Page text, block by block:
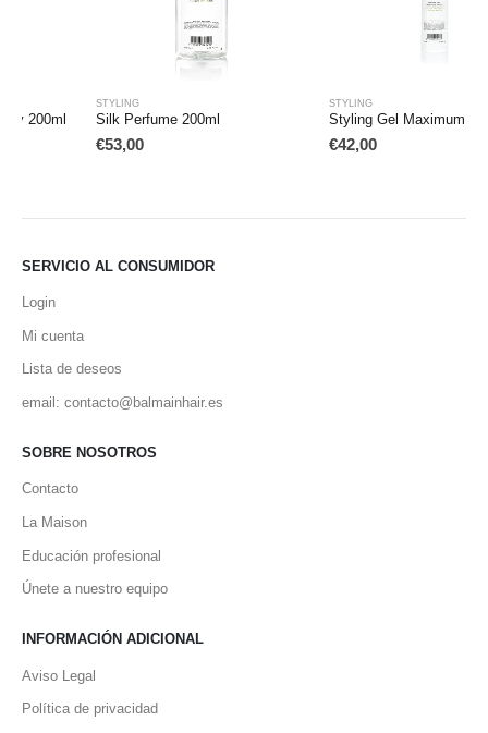
Silk Perfume 200ml Styling Gel Maximum Hold
SERVICIO AL CONSUMIDOR
Login
Mi cuenta
Lista de deseos
email: contacto@balmainhair.es
SOBRE NOSOTROS
Contacto
La Maison
Educación profesional
Únete a nuestro equipo
INFORMACIÓN ADICIONAL
Aviso Legal
Política de privacidad